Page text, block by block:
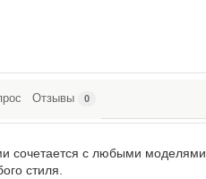
Отзывы 0
сочетается с любыми моделями
стиля.